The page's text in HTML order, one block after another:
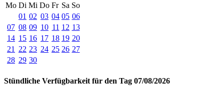
Mo Di Mi Do Fr Sa So
01 02 03 04 05 06
07 08 09 10 11 12 13
14 15 16 17 18 19 20
21
22 23 24 25 26 27
28 29 30
Stündliche Verfügbarkeit für den Tag 07/08/2026